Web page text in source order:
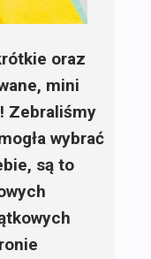
oraz
mini
Zebraliśmy
wybrać
są to